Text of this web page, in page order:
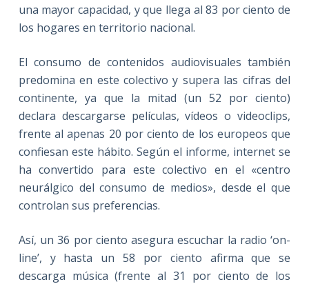
una mayor capacidad, y que llega al 83 por ciento de
los hogares en territorio nacional.
El consumo de contenidos audiovisuales también
predomina en este colectivo y supera las cifras del
continente, ya que la mitad (un 52 por ciento)
declara descargarse películas, vídeos o videoclips,
frente al apenas 20 por ciento de los europeos que
confiesan este hábito. Según el informe, internet se
ha convertido para este colectivo en el «centro
neurálgico del consumo de medios», desde el que
controlan sus preferencias.
Así, un 36 por ciento asegura escuchar la radio ‘on-
line’, y hasta un 58 por ciento afirma que se
descarga música (frente al 31 por ciento de los